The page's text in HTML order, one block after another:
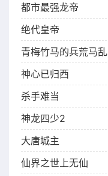
都市最强龙帝
绝代皇帝
青梅竹马的兵荒马乱
神心已归西
杀手难当
神龙四少2
大唐城主
仙界之世上无仙